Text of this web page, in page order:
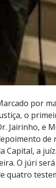
por
o
Jairinho, e
de
Capital, a
O júri
quatro